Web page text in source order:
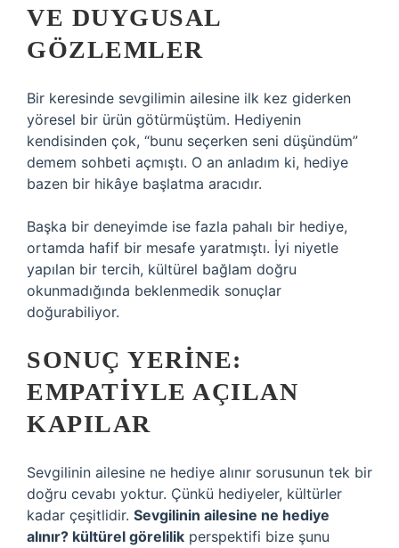
VE DUYGUSAL
GÖZLEMLER
Bir keresinde sevgilimin ailesine ilk kez giderken
yöresel bir ürün götürmüştüm. Hediyenin
kendisinden çok, “bunu seçerken seni düşündüm”
demem sohbeti açmıştı. O an anladım ki, hediye
bazen bir hikâye başlatma aracıdır.
Başka bir deneyimde ise fazla pahalı bir hediye,
ortamda hafif bir mesafe yaratmıştı. İyi niyetle
yapılan bir tercih, kültürel bağlam doğru
okunmadığında beklenmedik sonuçlar
doğurabiliyor.
SONUÇ YERINE:
EMPATIYLE AÇILAN
KAPILAR
Sevgilinin ailesine ne hediye alınır sorusunun tek bir
doğru cevabı yoktur. Çünkü hediyeler, kültürler
kadar çeşitlidir. Sevgilinin ailesine ne hediye
alınır? kültürel görelilik perspektifi bize şunu